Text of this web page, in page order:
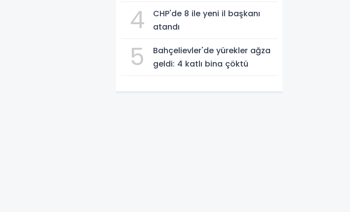
gözaltında
4
CHP'de 8 ile yeni il başkanı
atandı
5
Bahçelievler'de yürekler ağza
geldi: 4 katlı bina çöktü